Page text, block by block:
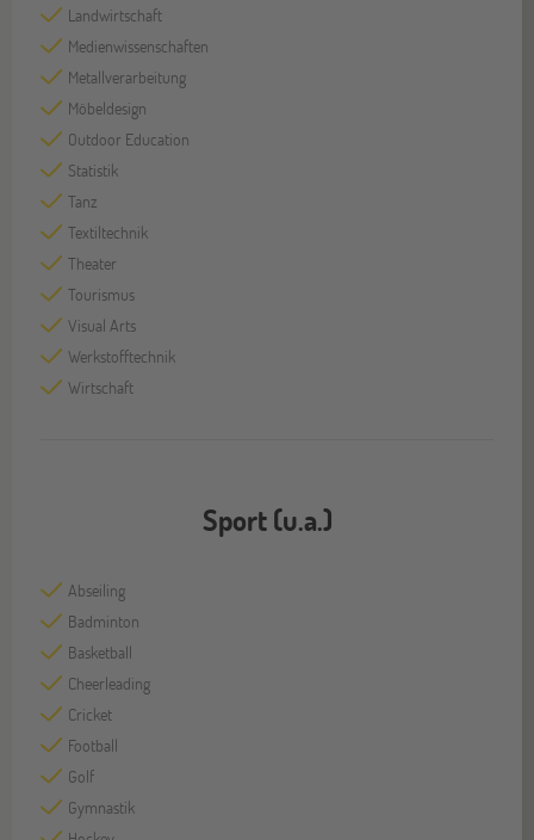
Landwirtschaft
Medienwissenschaften
Metallverarbeitung
Möbeldesign
Outdoor Education
Statistik
Tanz
Textiltechnik
Theater
Tourismus
Visual Arts
Werkstofftechnik
Wirtschaft
Sport (u.a.)
Abseiling
Badminton
Basketball
Cheerleading
Cricket
Football
Golf
Gymnastik